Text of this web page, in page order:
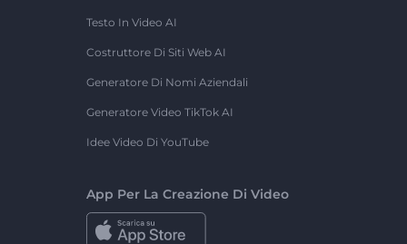
Testo In Video AI
Costruttore Di Siti Web AI
Generatore Di Nomi Aziendali
Generatore Video TikTok AI
Idee Video Di YouTube
App Per La Creazione Di Video